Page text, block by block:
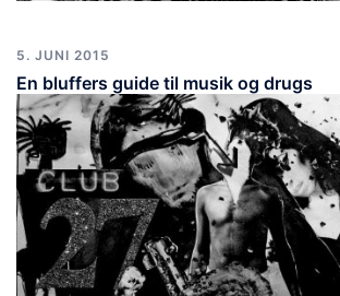
5. JUNI 2015
En bluffers guide til musik og drugs